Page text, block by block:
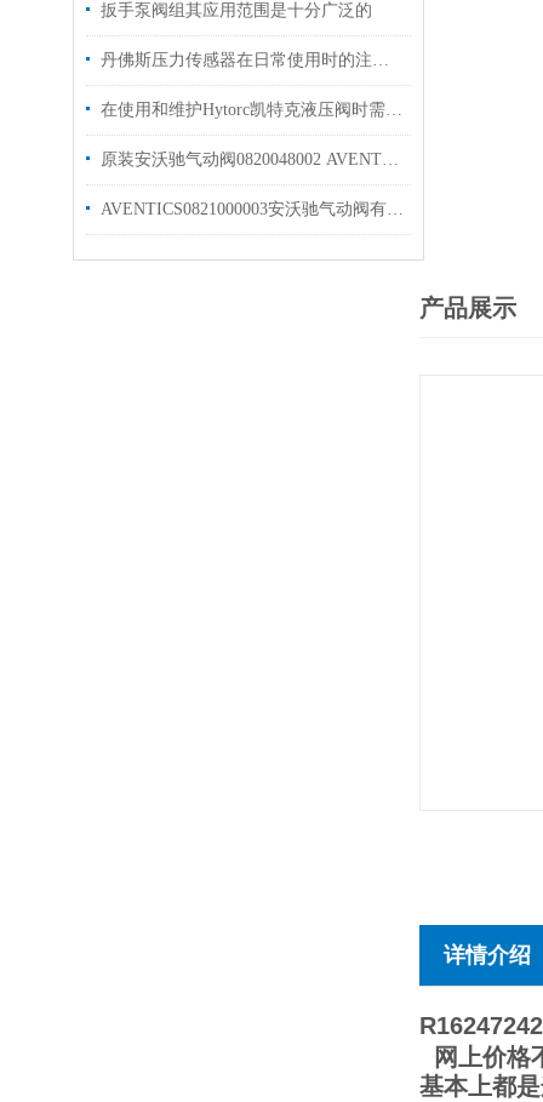
扳手泵阀组其应用范围是十分广泛的
丹佛斯压力传感器在日常使用时的注意事项如下
在使用和维护Hytorc凯特克液压阀时需要注意的事项
原装安沃驰气动阀0820048002 AVENTICS优势供应
AVENTICS0821000003安沃驰气动阀有库存选购指南
产品展示
详情介绍
网上价格
基本上都